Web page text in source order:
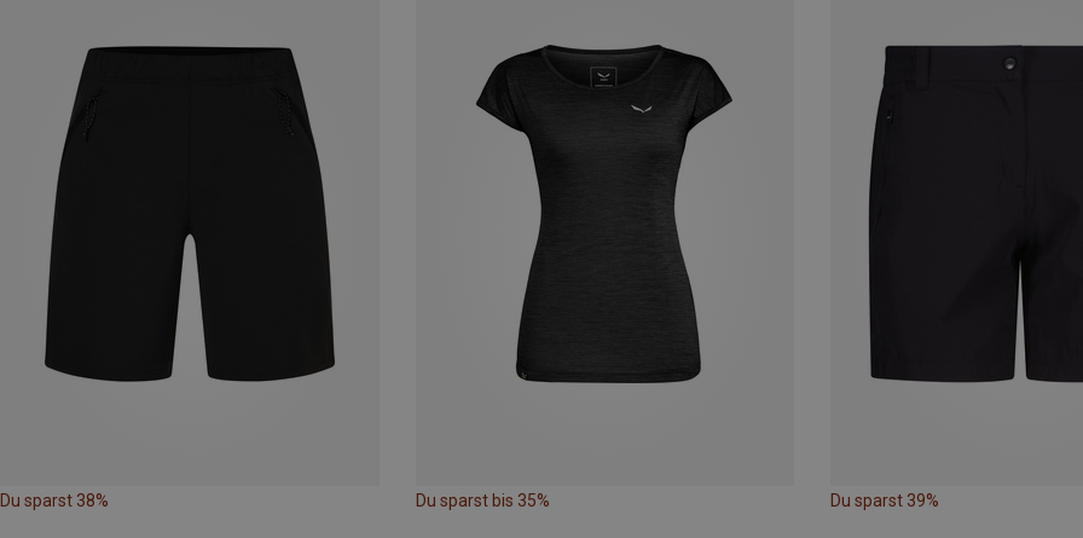
Du sparst 38% Du sparst bis 35% Du sparst 39%